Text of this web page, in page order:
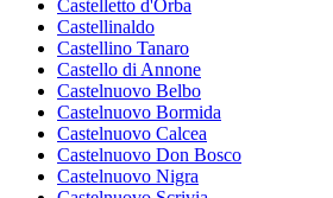
Castelletto d'Orba
Castellinaldo
Castellino Tanaro
Castello di Annone
Castelnuovo Belbo
Castelnuovo Bormida
Castelnuovo Calcea
Castelnuovo Don Bosco
Castelnuovo Nigra